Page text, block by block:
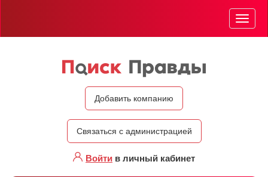
Добавить компанию
Связаться с администрацией
Войти в личный кабинет
Меню